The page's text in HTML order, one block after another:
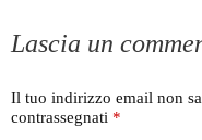
Lascia un
Il tuo indirizzo email non
contrassegnati *